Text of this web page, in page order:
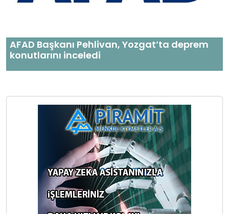
AFAD Başkanı Pehlivan, Yozgat’ta deprem
konutlarını inceledi